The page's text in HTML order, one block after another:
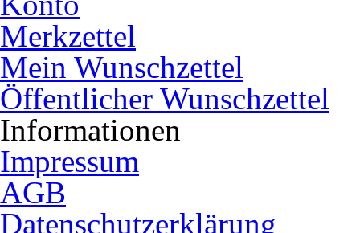
Merkzettel
Mein Wunschzettel
Öffentlicher Wunschzettel
Informationen
Impressum
AGB
Datenschutzerklärung